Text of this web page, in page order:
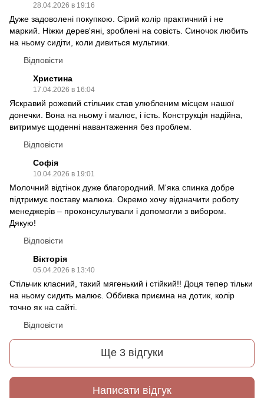
28.04.2026 в 19:16
Дуже задоволені покупкою. Сірий колір практичний і не
маркий. Ніжки дерев'яні, зроблені на совість. Синочок любить
на ньому сидіти, коли дивиться мультики.
Відповісти
Христина
17.04.2026 в 16:04
Яскравий рожевий стільчик став улюбленим місцем нашої
донечки. Вона на ньому і малює, і їсть. Конструкція надійна,
витримує щоденні навантаження без проблем.
Відповісти
Софія
10.04.2026 в 19:01
Молочний відтінок дуже благородний. М'яка спинка добре
підтримує поставу малюка. Окремо хочу відзначити роботу
менеджерів – проконсультували і допомогли з вибором.
Дякую!
Відповісти
Вікторія
05.04.2026 в 13:40
Стільчик класний, такий мягенький і стійкий!! Доця тепер тільки
на ньому сидить малює. Оббивка приємна на дотик, колір
точно як на сайті.
Відповісти
Ще 3 відгуки
Написати відгук